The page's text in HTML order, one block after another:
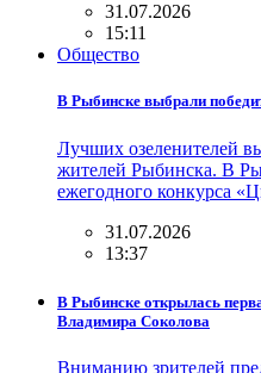
31.07.2026
15:11
Общество
В Рыбинске выбрали
Лучших озеленителей
жителей Рыбинска. В
ежегодного конкурса
31.07.2026
13:37
В Рыбинске открылась
Владимира Соколова
Вниманию зрителей